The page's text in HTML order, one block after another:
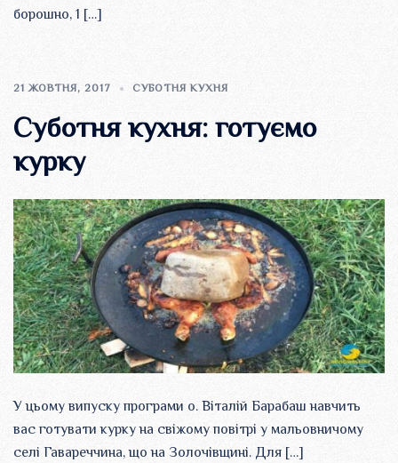
борошно, 1 […]
21 ЖОВТНЯ, 2017 СУБОТНЯ КУХНЯ
Суботня кухня: готуємо
курку
У цьому випуску програми о. Віталій Барабаш навчить
вас готувати курку на свіжому повітрі у мальовничому
селі Гавареччина, що на Золочівщині. Для […]